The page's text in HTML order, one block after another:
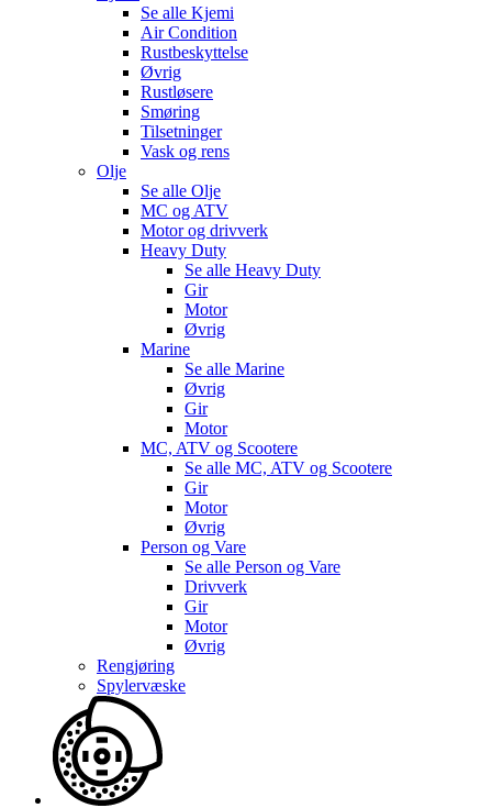
Se alle Kjemi
Air Condition
Rustbeskyttelse
Øvrig
Rustløsere
Smøring
Tilsetninger
Vask og rens
Olje
Se alle Olje
MC og ATV
Motor og drivverk
Heavy Duty
Se alle Heavy Duty
Gir
Motor
Øvrig
Marine
Se alle Marine
Øvrig
Gir
Motor
MC, ATV og Scootere
Se alle MC, ATV og Scootere
Gir
Motor
Øvrig
Person og Vare
Se alle Person og Vare
Drivverk
Gir
Motor
Øvrig
Rengjøring
Spylervæske